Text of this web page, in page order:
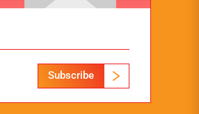
Subscribe